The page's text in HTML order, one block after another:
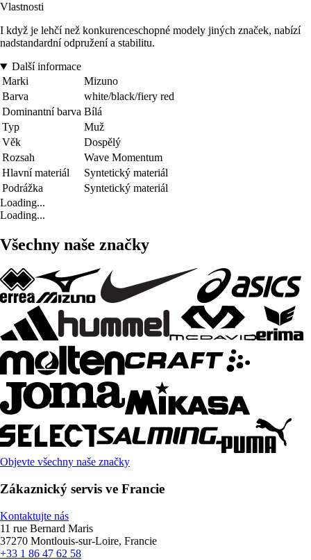
Vlastnosti
I když je lehčí než konkurenceschopné modely jiných značek, nabízí
nadstandardní odpružení a stabilitu.
Další informace
Marki
Mizuno
Barva
white/black/fiery red
Dominantní barva Bílá
Typ
Muž
Věk
Dospělý
Rozsah
Wave Momentum
Hlavní materiál
Syntetický materiál
Podrážka
Syntetický materiál
Loading...
Loading...
Všechny naše značky
Objevte všechny naše značky
Zákaznický servis ve Francie
Kontaktujte nás
11 rue Bernard Maris
37270 Montlouis-sur-Loire, Francie
+33 1 86 47 62 58